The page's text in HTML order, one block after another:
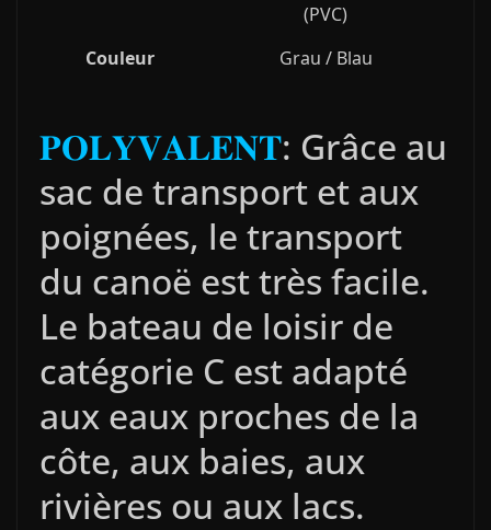
(PVC)
Couleur
Grau / Blau
𝐏𝐎𝐋𝐘𝐕𝐀𝐋𝐄𝐍𝐓: Grâce au
sac de transport et aux
poignées, le transport
du canoë est très facile.
Le bateau de loisir de
catégorie C est adapté
aux eaux proches de la
côte, aux baies, aux
rivières ou aux lacs.